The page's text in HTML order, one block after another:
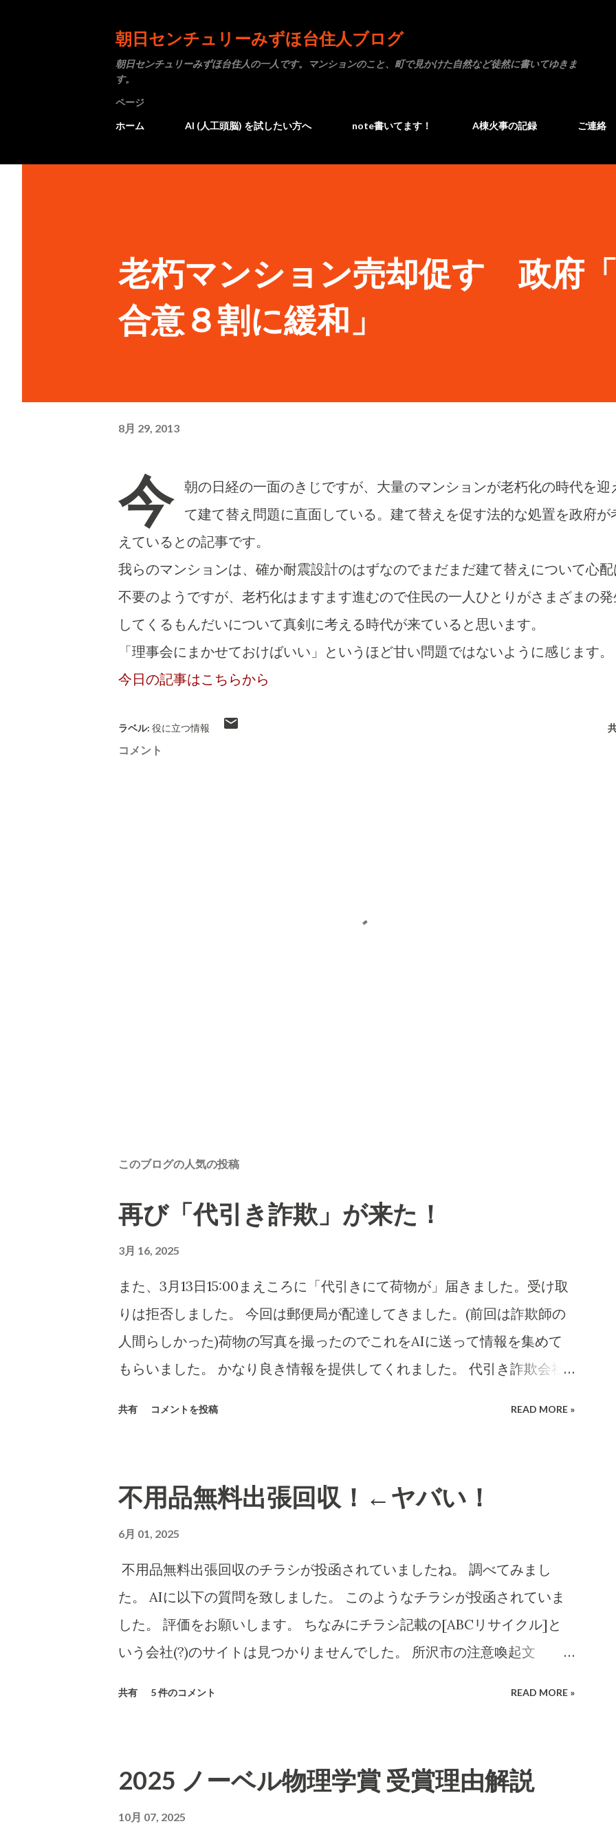
朝日センチュリーみずほ台住人ブログ
朝日センチュリーみずほ台住人の一人です。マンションのこと、町で見かけた自然など徒然に書いてゆきま
す。
ページ
ホーム
AI (人工頭脳) を試したい方へ note書いてます！ A棟火事の記録 ご連絡
老朽マンション売却促す 政府
合意８割に緩和」
8月 29, 2013
今
朝の日経の一面のきじですが、大量のマンションが老朽化の時代を迎
て建て替え問題に直面している。建て替えを促す法的な処置を政府が
えているとの記事です。
我らのマンションは、確か耐震設計のはずなのでまだまだ建て替えについて心
不要のようですが、老朽化はますます進むので住民の一人ひとりがさまざまの
してくるもんだいについて真剣に考える時代が来ていると思います。
「理事会にまかせておけばいい」というほど甘い問題ではないように感じます。
今日の記事はこちらから
ラベル: 役に立つ情報
コメント
このブログの人気の投稿
再び「代引き詐欺」が来た！
3月 16, 2025
また、3月13日15:00まえころに「代引きにて荷物が」届きました。受け取
りは拒否しました。 今回は郵便局が配達してきました。(前回は詐欺師の
人間らしかった)荷物の写真を撮ったのでこれをAIに送って情報を集めて
もらいました。 かなり良き情報を提供してくれました。 代引き詐欺会社
とヤマトなど宅配会社にとっては上得意のお客さまであるのかもしれな
い???...(受取拒絶で返品になる確率はかなり高いのでその返送時の運賃も
売上となります。) 以下は、AIの分析です。長文です。 詐欺にかかる心理
についてもAIに分析・解説をしてもらいました。 CBB 株式会社、および
「charmmsho」という販売店に関する詐欺やトラブル報告の有無を確認
します。また、送り主情報の詳細な住所や連絡先が正式な企業情報と一致
CBB株式会社および販売店「charmmsho」に関する調査報告 会社所在
式サイトにも住所「〒590-0412 大阪府泉南郡熊取町紺屋2-20-1」と記載
されています​ CBB-SHYOJI.COM 。販売店「charmmsho」のサイト上で
共有 コメントを投稿 READ MORE »
不用品無料出張回収！←ヤバい！
6月 01, 2025
不用品無料出張回収のチラシが投函されていましたね。 調べてみまし
た。 AIに以下の質問を致しました。 このようなチラシが投函されていま
した。 評価をお願いします。 ちなみにチラシ記載の[ABCリサイクル]と
いう会社(?)のサイトは見つかりませんでした。 所沢市の注意喚起文
が必要です。 「産業廃棄物処理業」や 「古物商」の許可では回収できま
せん。 ChatGPT まえださん、画像ありがとうございます。このような
「不用品無料出張回収」のチラシについて、詳細に評価・アドバイスいた
共有 5 件のコメント READ MORE »
2025 ノーベル物理学賞 受賞理由解説
10月 07, 2025